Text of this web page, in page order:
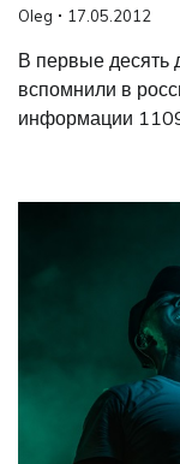
Oleg 17.05.2012
В первые десять
вспомнили в
информации